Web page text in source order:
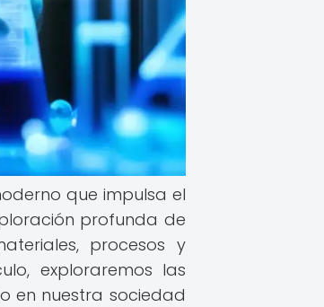
que impulsa el
profunda de
procesos y
exploraremos las
en nuestra sociedad